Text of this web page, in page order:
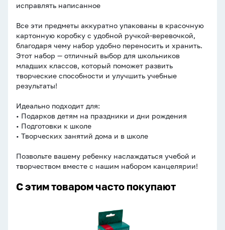
исправлять написанное
Все эти предметы аккуратно упакованы в красочную
картонную коробку с удобной ручкой-веревочкой,
благодаря чему набор удобно переносить и хранить.
Этот набор — отличный выбор для школьников
младших классов, который поможет развить
творческие способности и улучшить учебные
результаты!
Идеально подходит для:
• Подарков детям на праздники и дни рождения
• Подготовки к школе
• Творческих занятий дома и в школе
Позвольте вашему ребенку наслаждаться учебой и
творчеством вместе с нашим набором канцелярии!
С этим товаром часто покупают